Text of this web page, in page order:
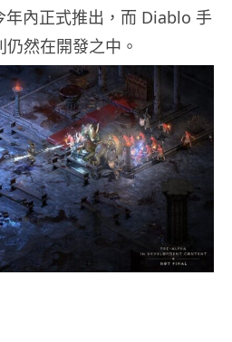
內正式推出，而 Diablo 手
然在開發之中。